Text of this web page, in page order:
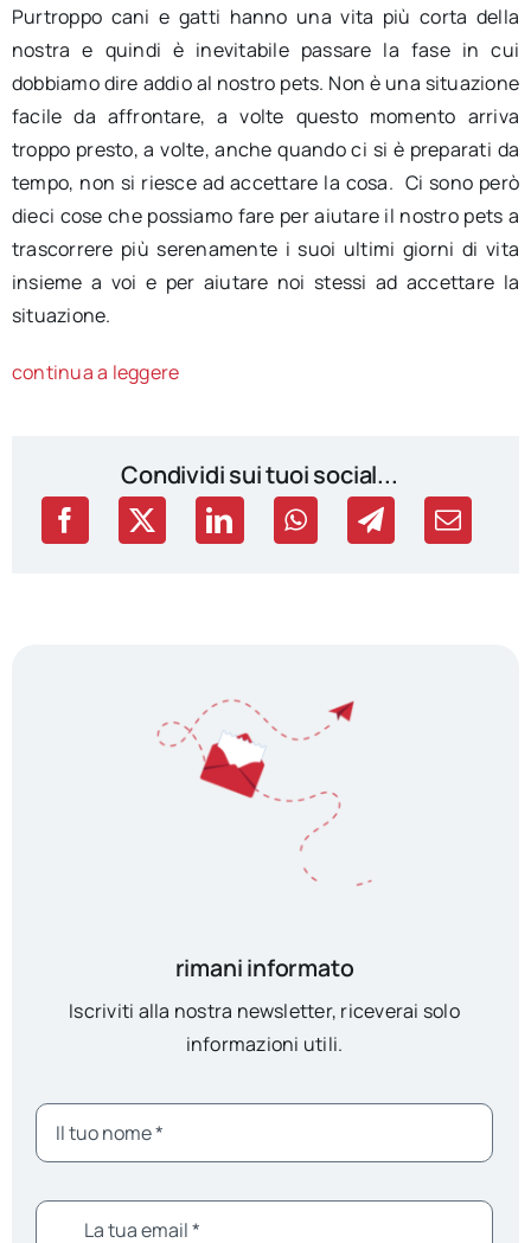
Purtroppo cani e gatti hanno una vita più corta della
nostra e quindi è inevitabile passare la fase in cui
dobbiamo dire addio al nostro pets. Non è una situazione
facile da affrontare, a volte questo momento arriva
troppo presto, a volte, anche quando ci si è preparati da
tempo, non si riesce ad accettare la cosa. Ci sono però
dieci cose che possiamo fare per aiutare il nostro pets a
trascorrere più serenamente i suoi ultimi giorni di vita
insieme a voi e per aiutare noi stessi ad accettare la
situazione.
continua a leggere
Condividi sui tuoi social...
rimani informato
Iscriviti alla nostra newsletter, riceverai solo
informazioni utili.